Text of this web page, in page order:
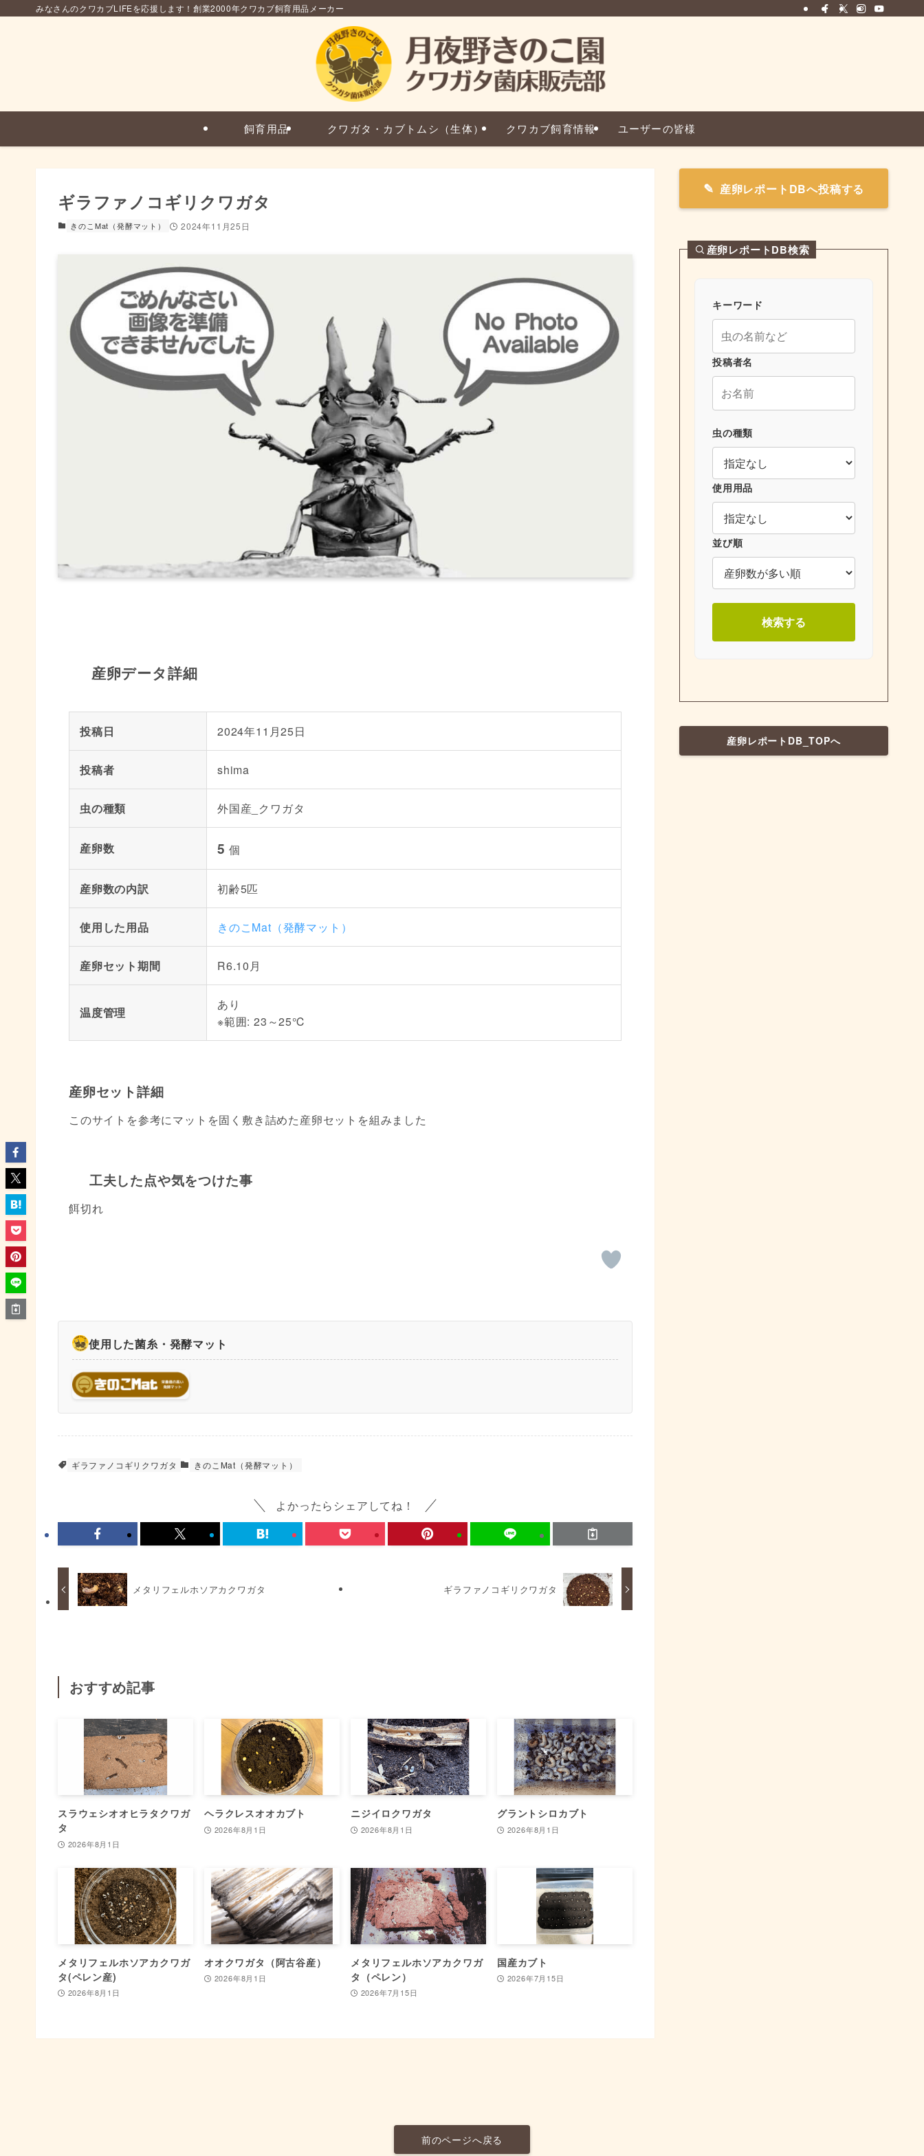
みなさんのクワカブLIFEを応援します！創業2000年クワカブ飼育用品メーカー
飼育用品 クワガタ・カブトムシ（生体） クワカブ飼育情報 ユーザーの皆様
ギラファノコギリクワガタ
きのこMat（発酵マット） 2024年11月25日
産卵データ詳細
投稿日 2024年11月25日
投稿者 shima
虫の種類 外国産_クワガタ
産卵数 5 個
産卵数の内訳 初齢5匹
使用した用品 きのこMat（発酵マット）
産卵セット期間 R6.10月
温度管理
あり
※範囲: 23～25℃
産卵セット詳細
このサイトを参考にマットを固く敷き詰めた産卵セットを組みました
工夫した点や気をつけた事
餌切れ
使用した菌糸・発酵マット
ギラファノコギリクワガタ きのこMat（発酵マット）
よかったらシェアしてね！
メタリフェルホソアカクワガタ ギラファノコギリクワガタ
おすすめ記事
スラウェシオオヒラタクワガ
タ
2026年8月1日
ヘラクレスオオカブト
2026年8月1日
ニジイロクワガタ
2026年8月1日
グラントシロカブト
2026年8月1日
メタリフェルホソアカクワガ
タ(ペレン産)
2026年8月1日
オオクワガタ（阿古谷産）
2026年8月1日
メタリフェルホソアカクワガ
タ（ペレン）
2026年7月15日
国産カブト
2026年7月15日
産卵レポートDBへ投稿する
産卵レポートDB検索
キーワード
投稿者名
虫の種類
使用用品
並び順
検索する
産卵レポートDB_TOPへ
前のページへ戻る